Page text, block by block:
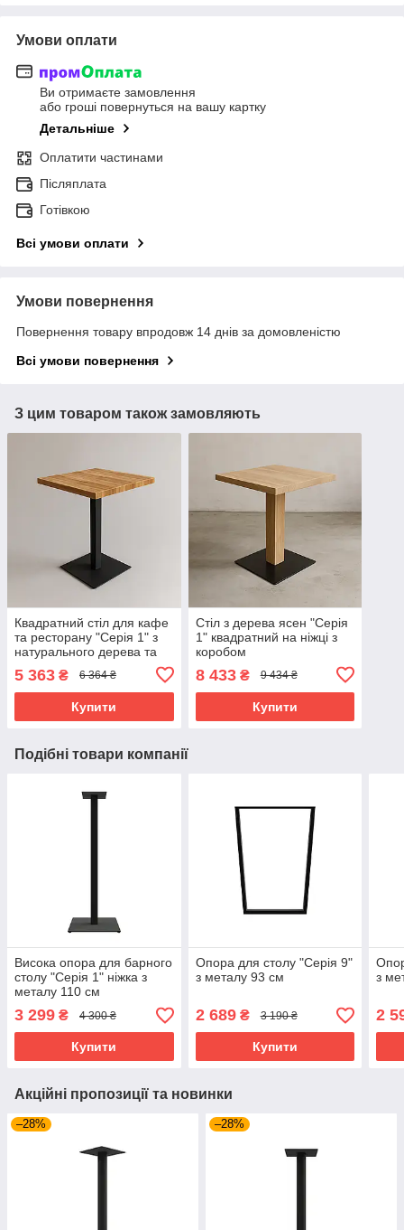
Умови оплати
Ви отримаєте замовлення
або гроші повернуться на вашу картку
Детальніше
Оплатити частинами
Післяплата
Готівкою
Всі умови оплати
Умови повернення
Повернення товару впродовж 14 днів за домовленістю
Всі умови повернення
З цим товаром також замовляють
Квадратний стіл для кафе
та ресторану "Серія 1" з
натурального дерева та
5 363 ₴ 6 364 ₴
Купити
Стіл з дерева ясен "Серія
1" квадратний на ніжці з
коробом
8 433₴ 9 434 ₴
Купити
Подібні товари компанії
Висока опора для барного
столу "Серія 1" ніжка з
металу 110 см
3 299 ₴ 4 300 ₴
Купити
Опора для столу "Серія 9"
з металу 93 см
2 689₴ 3 190 ₴
Купити
з
2
Акційні пропозиції та новинки
–28% –28%